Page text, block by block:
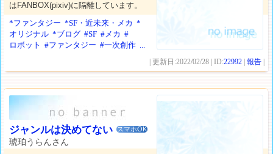
はFANBOX(pixiv)に隔離しています。
*ファンタジー *SF・近未来・メカ *
オリジナル *ブログ #SF #メカ #
ロボット
#ファンタジー #一次創作 ...
| 更新日:2022/02/28 | ID:22992 |報告
ジャンルは決めてない スマホOK
琥珀うらんさん